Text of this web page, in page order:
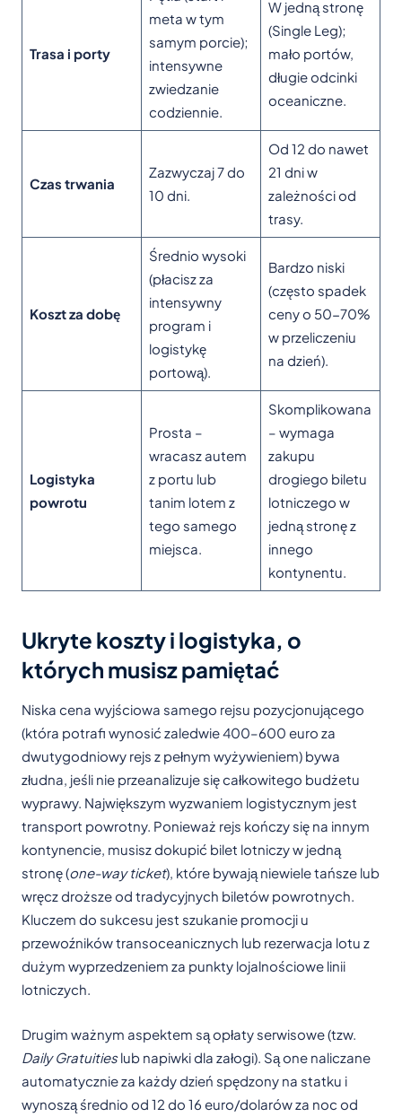
Trasa i porty
meta w tym
samym porcie);
intensywne
zwiedzanie
codziennie.
W jedną stronę
(Single Leg);
mało portów,
długie odcinki
oceaniczne.
Czas trwania
Zazwyczaj 7 do
10 dni.
Od 12 do nawet
21 dni w
zależności od
trasy.
Koszt za dobę
Średnio wysoki
(płacisz za
intensywny
program i
logistykę
portową).
Bardzo niski
(często spadek
ceny o 50-70%
w przeliczeniu
na dzień).
Logistyka
powrotu
Prosta –
wracasz autem
z portu lub
tanim lotem z
tego samego
miejsca.
Skomplikowana
– wymaga
zakupu
drogiego biletu
lotniczego w
jedną stronę z
innego
kontynentu.
Ukryte koszty i logistyka, o
których musisz pamiętać
Niska cena wyjściowa samego rejsu pozycjonującego
(która potrafi wynosić zaledwie 400–600 euro za
dwutygodniowy rejs z pełnym wyżywieniem) bywa
złudna, jeśli nie przeanalizuje się całkowitego budżetu
wyprawy. Największym wyzwaniem logistycznym jest
transport powrotny. Ponieważ rejs kończy się na innym
kontynencie, musisz dokupić bilet lotniczy w jedną
stronę (one-way ticket), które bywają niewiele tańsze lub
wręcz droższe od tradycyjnych biletów powrotnych.
Kluczem do sukcesu jest szukanie promocji u
przewoźników transoceanicznych lub rezerwacja lotu z
dużym wyprzedzeniem za punkty lojalnościowe linii
lotniczych.
Drugim ważnym aspektem są opłaty serwisowe (tzw.
Daily Gratuitieslub napiwki dla załogi). Są one naliczane
automatycznie za każdy dzień spędzony na statku i
wynoszą średnio od 12 do 16 euro/dolarów za noc od